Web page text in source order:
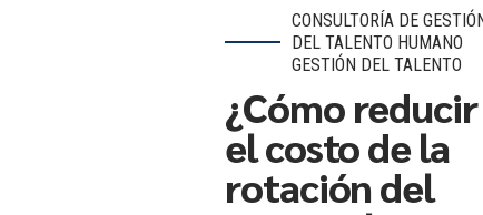
CONSULTORÍA DE
DEL TALENTO HUMANO
GESTIÓN DEL TALENTO
¿Cómo reducir
el costo de la
rotación del